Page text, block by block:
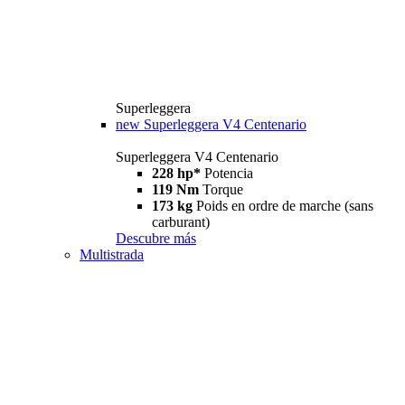
Superleggera
new Superleggera V4 Centenario
Superleggera V4 Centenario
228 hp* Potencia
119 Nm Torque
173 kg Poids en ordre de marche (sans
carburant)
Descubre más
Multistrada